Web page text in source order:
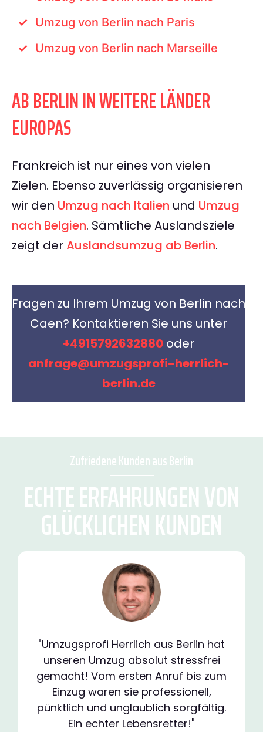
Umzug von Berlin nach Paris
Umzug von Berlin nach Marseille
AB BERLIN IN WEITERE LÄNDER
EUROPAS
Frankreich ist nur eines von vielen
Zielen. Ebenso zuverlässig organisieren
wir den Umzug nach Italien und Umzug
nach Belgien. Sämtliche Auslandsziele
zeigt derAuslandsumzug ab Berlin.
Fragen zu Ihrem Umzug von Berlin nach
Caen? Kontaktieren Sie uns unter
+4915792632880 oder
anfrage@umzugsprofi-herrlich-
berlin.de
Zufriedene Kunden aus Berlin
ECHTE ERFAHRUNGEN VON
GLÜCKLICHEN KUNDEN
"Umzugsprofi Herrlich aus Berlin hat
unseren Umzug absolut stressfrei
gemacht! Vom ersten Anruf bis zum
Einzug waren sie professionell,
pünktlich und unglaublich sorgfältig.
Ein echter Lebensretter!"